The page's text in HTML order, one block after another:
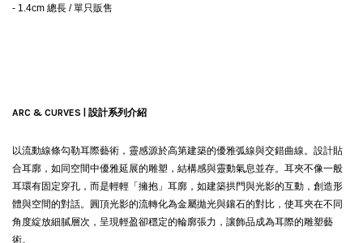
- 1.4cm 總長 / 單只販售
ARC & CURVES | 設計系列介紹
以流動線條勾勒耳際藝術，靈感源於高第建築的優雅弧線與交錯曲線。設計貼
合耳廓，如同空間中優雅延展的雕塑，結構感與靈動氣息並存。耳夾不像一般
耳環有固定穿孔，而是輕輕「擁抱」耳廓，如建築拱門與光影的互動，創造形
體與空間的對話。圓頂光影的流轉化為金屬拋光與鑲石的對比，使耳夾在不同
角度綻放細膩層次，呈現輕盈卻穩定的輪廓張力，讓飾品成為耳際的雕塑藝
術。